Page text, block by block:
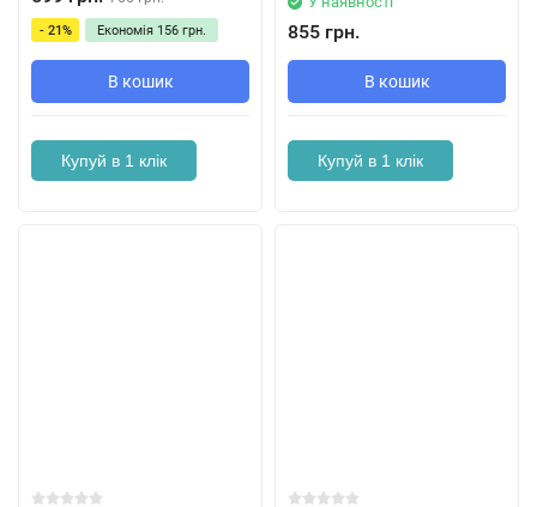
- 21% Економія 156 грн.
В кошик
Купуй в 1 клік
855 грн.
В кошик
Купуй в 1 клік